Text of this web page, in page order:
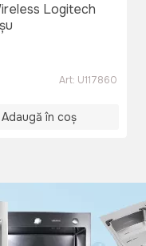
Logitech
Art: U117860
Adaugă în coș